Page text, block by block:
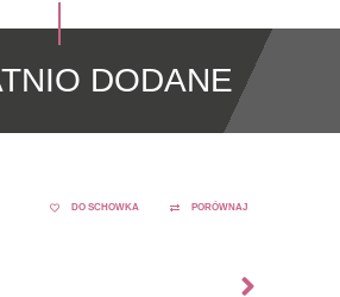
DODANE
DO SCHOWKA PORÓWNAJ